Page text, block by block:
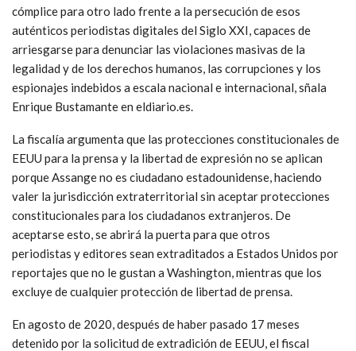
cómplice para otro lado frente a la persecución de esos
auténticos periodistas digitales del Siglo XXI, capaces de
arriesgarse para denunciar las violaciones masivas de la
legalidad y de los derechos humanos, las corrupciones y los
espionajes indebidos a escala nacional e internacional, sñala
Enrique Bustamante en eldiario.es.
La fiscalía argumenta que las protecciones constitucionales de
EEUU para la prensa y la libertad de expresión no se aplican
porque Assange no es ciudadano estadounidense, haciendo
valer la jurisdicción extraterritorial sin aceptar protecciones
constitucionales para los ciudadanos extranjeros. De
aceptarse esto, se abrirá la puerta para que otros
periodistas y editores sean extraditados a Estados Unidos por
reportajes que no le gustan a Washington, mientras que los
excluye de cualquier protección de libertad de prensa.
En agosto de 2020, después de haber pasado 17 meses
detenido por la solicitud de extradición de EEUU, el fiscal